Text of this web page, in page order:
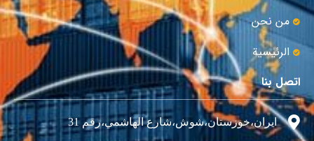
من نحن
الرئيسية
اتصل بنا
ايران،خوزستان،شوش،شارع الهاشمي،رقم 31